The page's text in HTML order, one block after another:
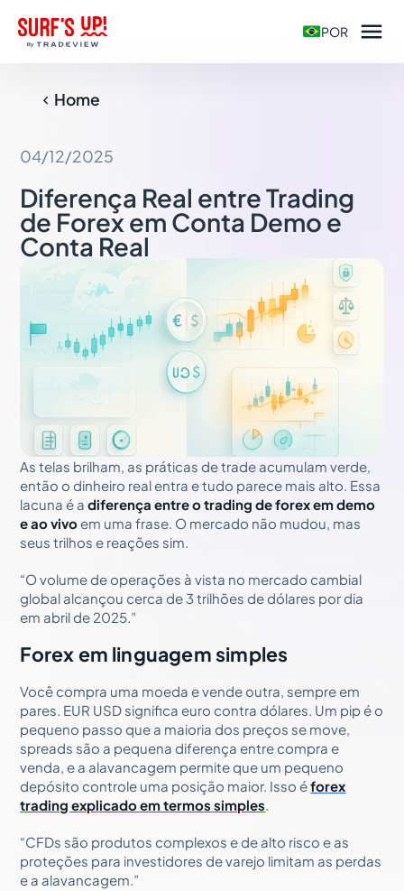
POR 
 Home
04/12/2025
Diferença Real entre Trading
de Forex em Conta Demo e
Conta Real
As telas brilham, as práticas de trade acumulam verde,
então o dinheiro real entra e tudo parece mais alto. Essa
lacuna é adiferença entre o trading de forex em demo
e ao vivo em uma frase. O mercado não mudou, mas
seus trilhos e reações sim.
“O volume de operações à vista no mercado cambial
global alcançou cerca de 3 trilhões de dólares por dia
em abril de 2025.”
Forex em linguagem simples
Você compra uma moeda e vende outra, sempre em
pares. EUR USD significa euro contra dólares. Um pip é o
pequeno passo que a maioria dos preços se move,
spreads são a pequena diferença entre compra e
venda, e a alavancagem permite que um pequeno
depósito controle uma posição maior. Isso éforex
trading explicado em termos simples.
“CFDs são produtos complexos e de alto risco e as
proteções para investidores de varejo limitam as perdas
e a alavancagem.”